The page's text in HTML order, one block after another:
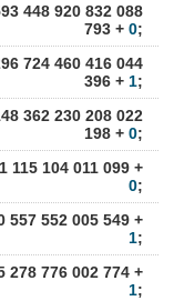
448 920 832 088
793 + 0;
724 460 416 044
396 + 1;
362 230 208 022
198 + 0;
115 104 011 099 +
0;
557 552 005 549 +
1;
278 776 002 774 +
1;